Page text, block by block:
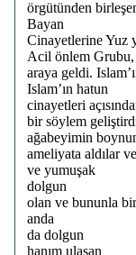
örgütünden
Bayan
Cinayetlerine Yuz
Acil önlem Grubu,
araya geldi.
Islam’ın hatun
cinayetleri
bir söylem
ağabeyimin
ameliyata aldılar
ve yumuşak
dolgun
olan ve bununla
anda
da dolgun
hanım ulaşan